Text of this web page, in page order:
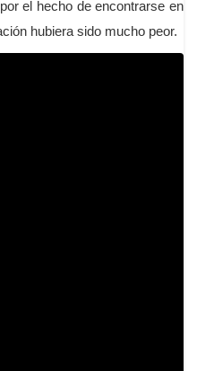
el hecho de encontrarse en
hubiera sido mucho peor.